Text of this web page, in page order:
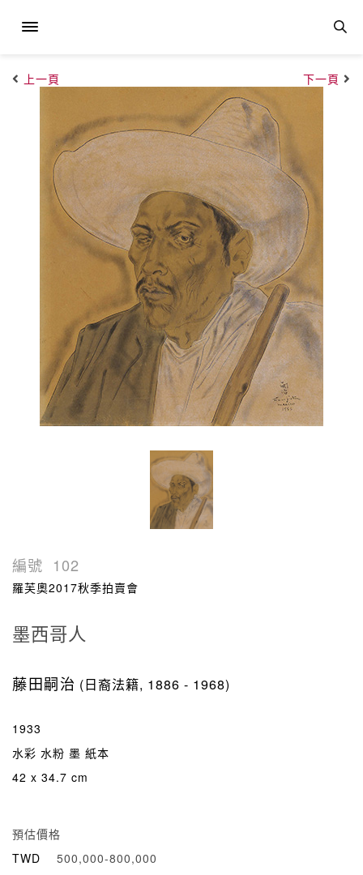
上一頁 下一頁
編號 102
羅芙奧2017秋季拍賣會
墨西哥人
藤田嗣治 (日裔法籍, 1886 - 1968)
1933
水彩 水粉 墨 紙本
42 x 34.7 cm
預估價格
TWD
500,000-800,000